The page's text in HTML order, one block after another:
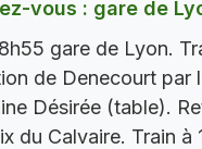
vous : gare de
gare de Lyon.
de Denecourt par
Désirée (table).
du Calvaire. Train à